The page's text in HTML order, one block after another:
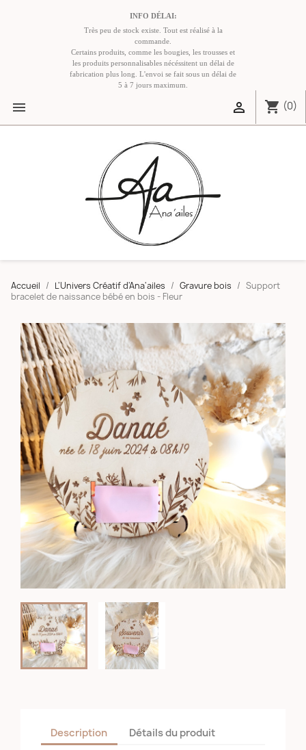
INFO DÉLAI:
Très peu de stock existe. Tout est réalisé à la
commande.
Certains produits, comme les bougies, les trousses et
les produits personnalisables nécéssitent un délai de
fabrication plus long. L'envoi se fait sous un délai de
5 à 7 jours maximum.
 shopping_cart (0)

Accueil L'Univers Créatif d'Ana'ailes Gravure bois
Support
bracelet de naissance bébé en bois - Fleur
Description Détails du produit